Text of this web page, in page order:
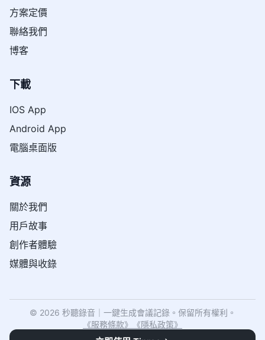
方案定價
聯絡我們
博客
下載
IOS App
Android App
電腦桌面版
資源
關於我們
用戶故事
創作者體驗
媒體與收錄
© 2026 秒聽錄音｜一鍵生成會議記錄。保留所有權利。
《服務條款》 《隱私政策》